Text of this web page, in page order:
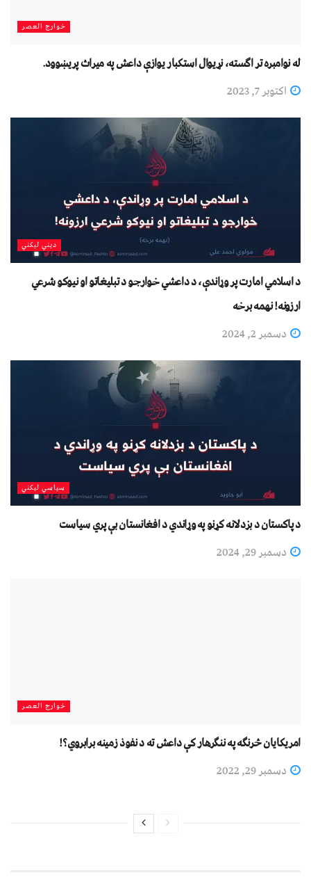
خوارج العصر
له نوامبره تر اګسته، نړیوال استکبار یوازې داعش په میراث پریښوود.
اکتوبر 7, 2023
دیني لیکني
د اسلامي امارت پر وړاندې، د داعشي خوارجو د تبليغاتو او نیوکو شرعي
ارزونه! نهمه برخه
دسمبر 2, 2024
سیاسي لیکني
د پاکستان د بزدلانه کړنو په وړاندي د افغانستان بې پري سیاست
دسمبر 29, 2024
خوارج العصر
امریکایان څرنګه په ننګرهار کې داعش ته د نفوذ زمینه برابروي؟!
دسمبر 29, 2022